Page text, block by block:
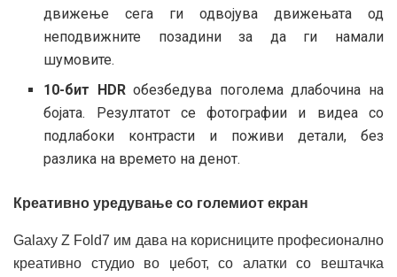
движење сега ги одвојува движењата од
неподвижните позадини за да ги намали
шумовите.
10-бит HDRобезбедува поголема длабочина на
бојата. Резултатот се фотографии и видеа со
подлабоки контрасти и поживи детали, без
разлика на времето на денот.
Креативно уредување со големиот екран
Galaxy Z Fold7 им дава на корисниците професионално
креативно студио во џебот, со алатки со вештачка